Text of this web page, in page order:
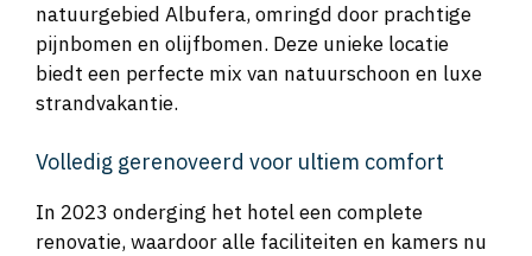
natuurgebied Albufera, omringd door prachtige
pijnbomen en olijfbomen. Deze unieke locatie
biedt een perfecte mix van natuurschoon en luxe
strandvakantie.
Volledig gerenoveerd voor ultiem comfort
In 2023 onderging het hotel een complete
renovatie, waardoor alle faciliteiten en kamers nu